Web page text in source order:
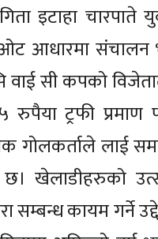
इटाहा
आधारमा संचालन
सी कपको
ट्रफी प्रमाण
गोलकर्ताले लाई
खेलाडीहरुको
सम्बन्ध कायम गर्ने